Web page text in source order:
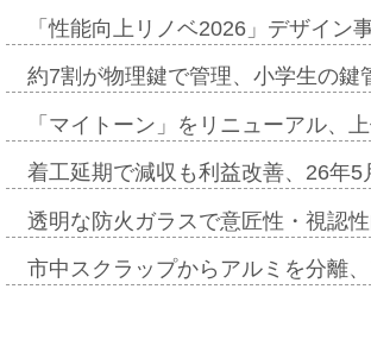
「性能向上リノベ2026」デザイ
約7割が物理鍵で管理、小学生の
「マイトーン」をリニューアル
着工延期で減収も利益改善、26年
透明な防火ガラスで意匠性・視認
市中スクラップからアルミを分離